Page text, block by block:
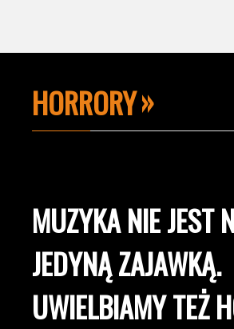
HORRORY
MUZYKA NIE JEST
JEDYNĄ ZAJAWKĄ.
UWIELBIAMY TEŻ